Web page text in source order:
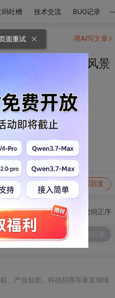
码吐槽 技术交流 BUG记录 ...
是我眼中最美的风景
写回复
用AI写文章
切换为时间正序
、产业创新、科技招商等垂直领域
面重试